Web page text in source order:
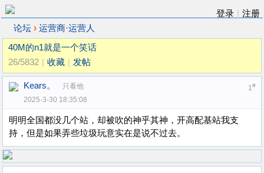
登录
注册
论坛 › 运营商·运营人
40M的n1就是一个笑话
26/5832
收藏 发帖
1#
Kears。
只看他
2025-3-30 18:35:08
明明全国都没几个站，却被吹的神乎其神，开高配基站我支
持，但是如果弄些垃圾玩意实在是说不过去。